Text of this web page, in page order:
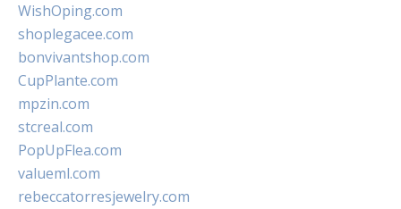
WishOping.com
shoplegacee.com
bonvivantshop.com
CupPlante.com
mpzin.com
stcreal.com
PopUpFlea.com
valueml.com
rebeccatorresjewelry.com